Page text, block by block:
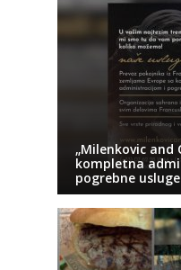
„Milenkovic and
kompletna
pogrebne usluge